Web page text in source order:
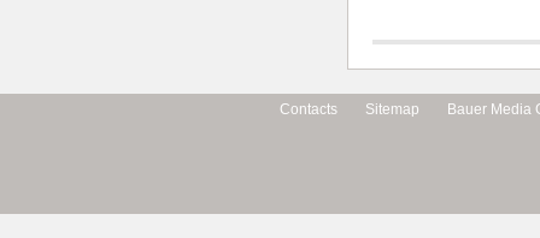
Contacts Sitemap Bauer Media